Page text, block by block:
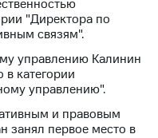
"Директора по
связям".
управлению Калинин
категории
управлению".
и правовым
занял первое место в